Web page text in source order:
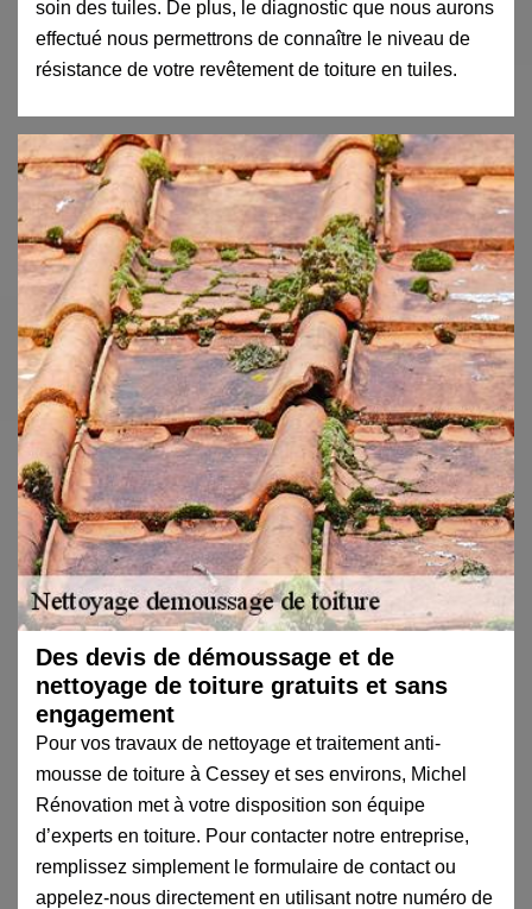
soin des tuiles. De plus, le diagnostic que nous aurons
effectué nous permettrons de connaître le niveau de
résistance de votre revêtement de toiture en tuiles.
Des devis de démoussage et de
nettoyage de toiture gratuits et sans
engagement
Pour vos travaux de nettoyage et traitement anti-
mousse de toiture à Cessey et ses environs, Michel
Rénovation met à votre disposition son équipe
d’experts en toiture. Pour contacter notre entreprise,
remplissez simplement le formulaire de contact ou
appelez-nous directement en utilisant notre numéro de